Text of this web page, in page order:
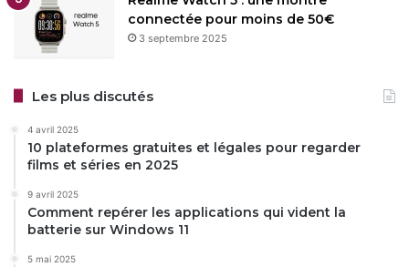
connectée pour moins de 50€
3 septembre 2025
Les plus discutés
4 avril 2025
10 plateformes gratuites et légales pour regarder
films et séries en 2025
9 avril 2025
Comment repérer les applications qui vident la
batterie sur Windows 11
5 mai 2025